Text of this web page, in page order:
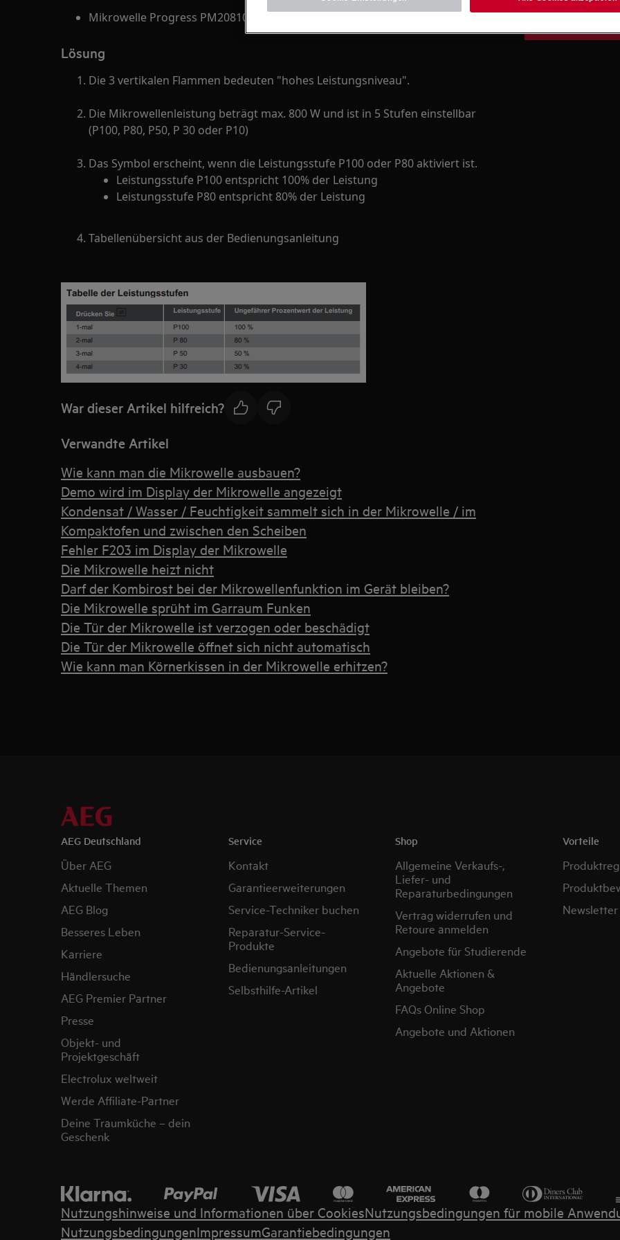
Mikrowelle Progress PM20810X
Lösung
Die 3 vertikalen Flammen bedeuten "hohes Leistungsniveau".
Die Mikrowellenleistung beträgt max. 800 W und ist in 5 Stufen einstellbar
(P100, P80, P50, P 30 oder P10)
Das Symbol erscheint, wenn die Leistungsstufe P100 oder P80 aktiviert ist.
Leistungsstufe P100 entspricht 100% der Leistung
Leistungsstufe P80 entspricht 80% der Leistung
Tabellenübersicht aus der Bedienungsanleitung
War dieser Artikel hilfreich?
Verwandte Artikel
Wie kann man die Mikrowelle ausbauen?
Demo wird im Display der Mikrowelle angezeigt
Kondensat / Wasser / Feuchtigkeit sammelt sich in der Mikrowelle / im
Kompaktofen und zwischen den Scheiben
Fehler F203 im Display der Mikrowelle
Die Mikrowelle heizt nicht
Darf der Kombirost bei der Mikrowellenfunktion im Gerät bleiben?
Die Mikrowelle sprüht im Garraum Funken
Die Tür der Mikrowelle ist verzogen oder beschädigt
Die Tür der Mikrowelle öffnet sich nicht automatisch
Wie kann man Körnerkissen in der Mikrowelle erhitzen?
AEG Deutschland
Über AEG
Aktuelle Themen
AEG Blog
Besseres Leben
Karriere
Händlersuche
AEG Premier Partner
Presse
Objekt- und
Projektgeschäft
Electrolux weltweit
Werde Affiliate-Partner
Deine Traumküche – dein
Geschenk
Service
Kontakt
Garantieerweiterungen
Service-Techniker buchen
Reparatur-Service-
Produkte
Bedienungsanleitungen
Selbsthilfe-Artikel
Shop
Allgemeine Verkaufs-,
Liefer- und
Reparaturbedingungen
Vertrag widerrufen und
Retoure anmelden
Angebote für Studierende
Aktuelle Aktionen &
Angebote
FAQs Online Shop
Angebote und Aktionen
Vorteile
Newsletter
Nutzungshinweise und Informationen über CookiesNutzungsbedingungen für mobile
NutzungsbedingungenImpressumGarantiebedingungen